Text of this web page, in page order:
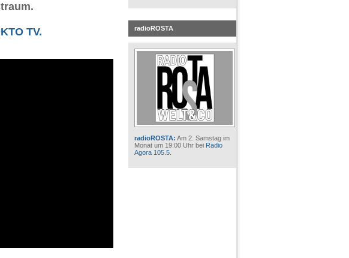
radioROSTA
radioROSTA: Am 2. Samstag im
Monat um 19:00 Uhr bei Radio
Agora 105.5.
TV.